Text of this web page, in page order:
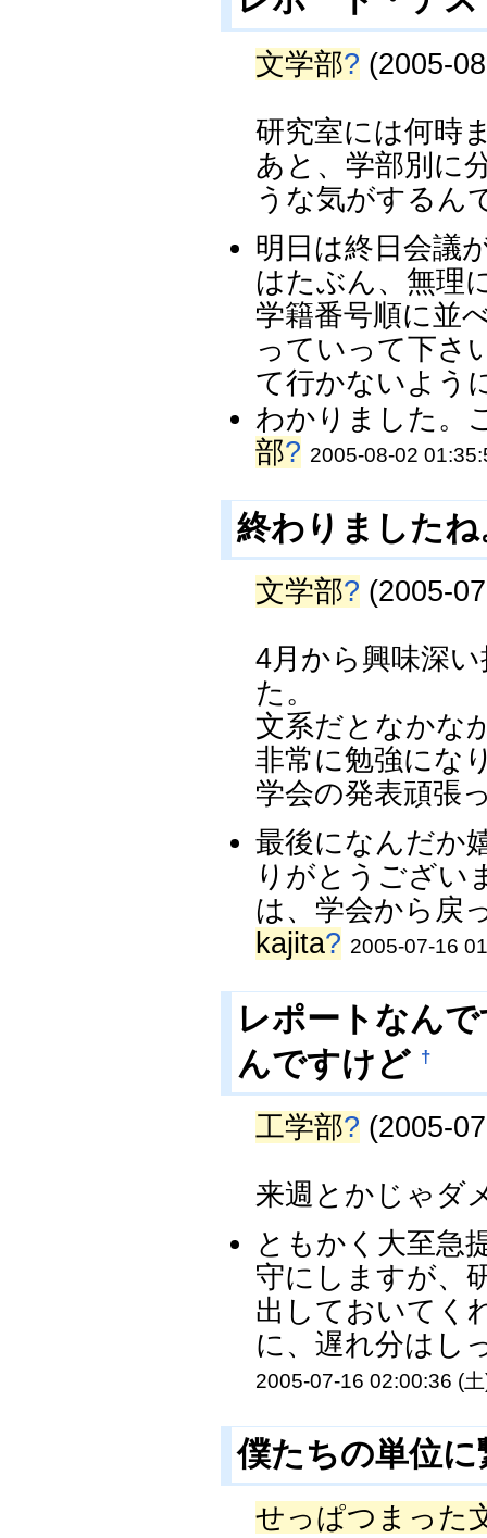
文学部? (2005-
研究室には何時
あと、学部別に
うな気がするん
明日は終日会議
はたぶん、無理
学籍番号順に並
っていって下さ
て行かないよう
わかりました。
部? 2005-08-02
終わりました
文学部? (2005-
4月から興味深
た。
文系だとなかな
非常に勉強にな
学会の発表頑張
最後になんだか
りがとうござい
は、学会から戻
kajita? 2005-07-16
レポートなん
んですけど †
工学部? (2005-
来週とかじゃダ
ともかく大至急
守にしますが、
出しておいてく
に、遅れ分はし
2005-07-16 02:00:36 (
僕たちの単位
せっぱつまった